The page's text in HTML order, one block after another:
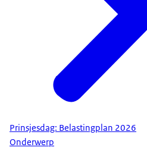
Prinsjesdag: Belastingplan 2026
Onderwerp